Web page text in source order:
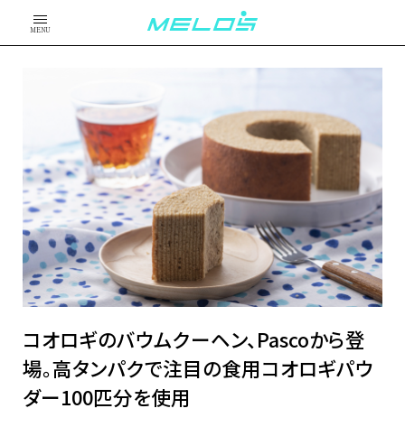
MENU
コオロギのバウムクーヘン、Pascoから登
場。高タンパクで注目の食用コオロギパウ
ダー100匹分を使用